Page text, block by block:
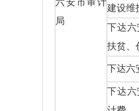
六安市审计
局
建设维
下达六
扶贫、
下达六
下达六